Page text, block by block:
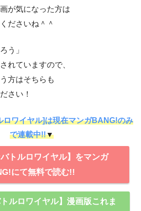
が気になった方は
ださいね＾＾
う」
れていますので、
方はそちらも
さい！
ロワイヤル]は現在マンガBANG!のみ
で連載中!!▼
バトルロワイヤル】をマンガ
にて無料で読む!!
トルロワイヤル】漫画版これま